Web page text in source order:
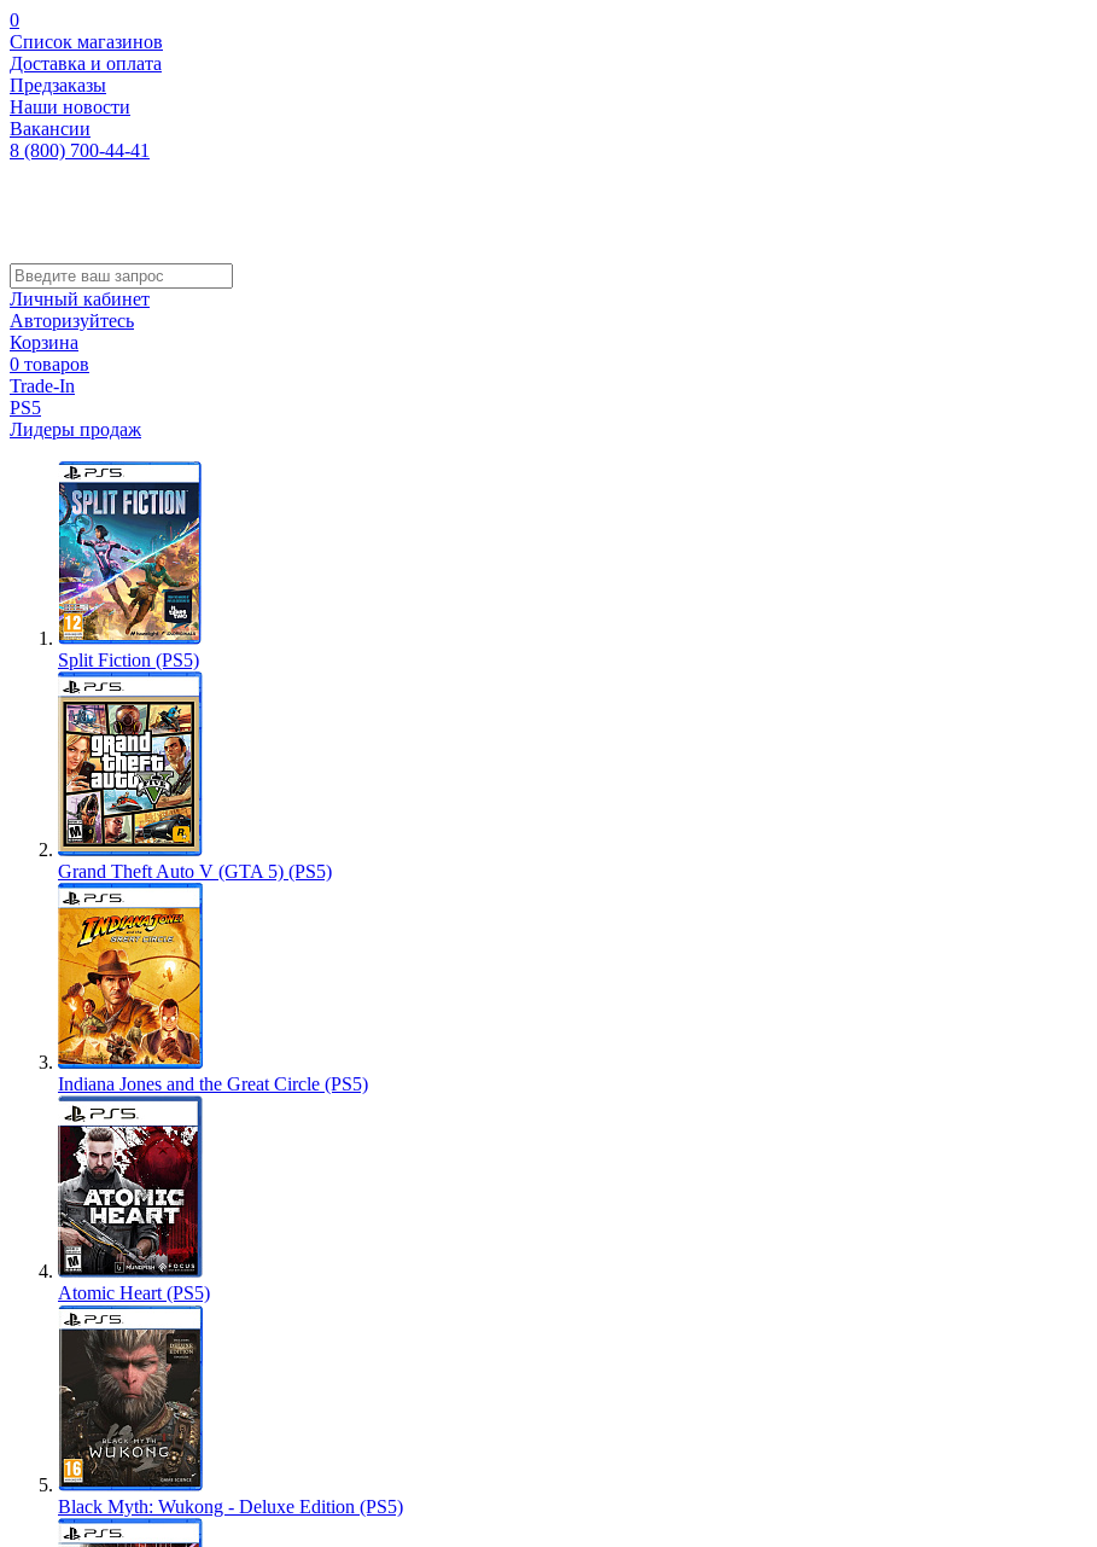
0
Список магазинов
Доставка и оплата
Предзаказы
Наши новости
Вакансии
8 (800) 700-44-41
Личный кабинет
Авторизуйтесь
Корзина
0 товаров
Trade-In
PS5
Лидеры продаж
Split Fiction (PS5)
Grand Theft Auto V (GTA 5) (PS5)
Indiana Jones and the Great Circle (PS5)
Atomic Heart (PS5)
Black Myth: Wukong - Deluxe Edition (PS5)